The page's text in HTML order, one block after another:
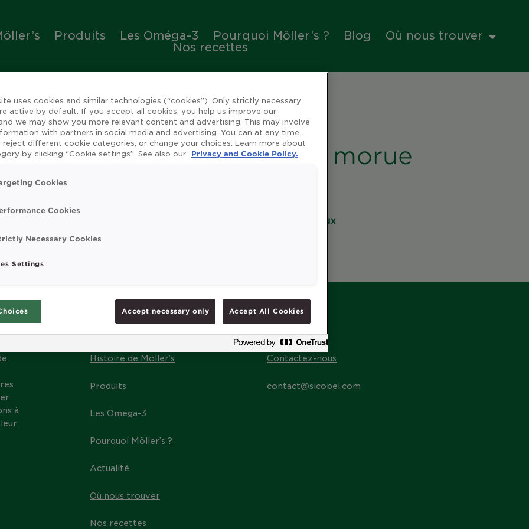
Produits Les Oméga-3 Pourquoi Möller’s ? Blog
Où nous trouver
Nos recettes
de l'huile de foie de morue
Vitamines et minéraux
à
MENU
Histoire de Möller’s
Produits
Les Omega-3
Pourquoi Möller’s ?
Actualité
Où nous trouver
Nos recettes
CONTACT
Contactez-nous
contact@sicobel.com
uses cookies and similar technologies (“cookies”). Only strictly necessary
active by default. If you accept all cookies, you help us improve our
we may show you more relevant content and advertising. This may involve
with partners in social media and advertising. You can at any time
reject different cookie categories, or change your choices. Learn more about
by clicking “Cookie settings”. See also our
Privacy and Cookie Policy.
Cookies
Cookies
Necessary Cookies
Settings
Accept necessary only Accept All Cookies